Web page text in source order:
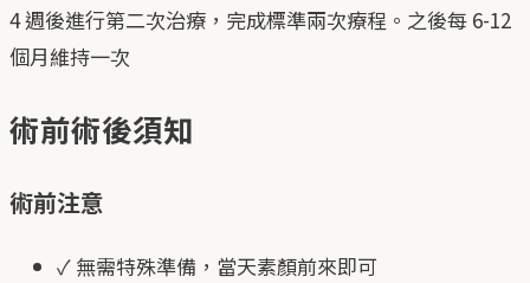
4 週後進行第二次治療，完成標準兩次療程。之後每 6-12
個月維持一次
術前術後須知
術前注意
✓ 無需特殊準備，當天素顏前來即可